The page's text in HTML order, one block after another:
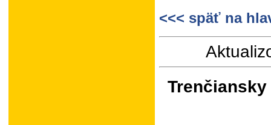
<<< späť na